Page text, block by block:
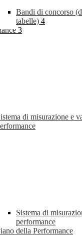
Bandi di concorso
tabelle) 4
3
di misurazione e
Sistema di
performance
della Performance